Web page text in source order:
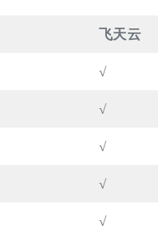
飞天云
√
√
√
√
√